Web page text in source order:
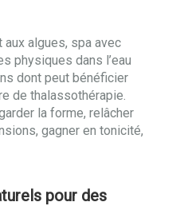
algues, spa avec
physiques dans l’eau
dont peut bénéficier
de thalassothérapie.
la forme, relâcher
gagner en tonicité,
pour des